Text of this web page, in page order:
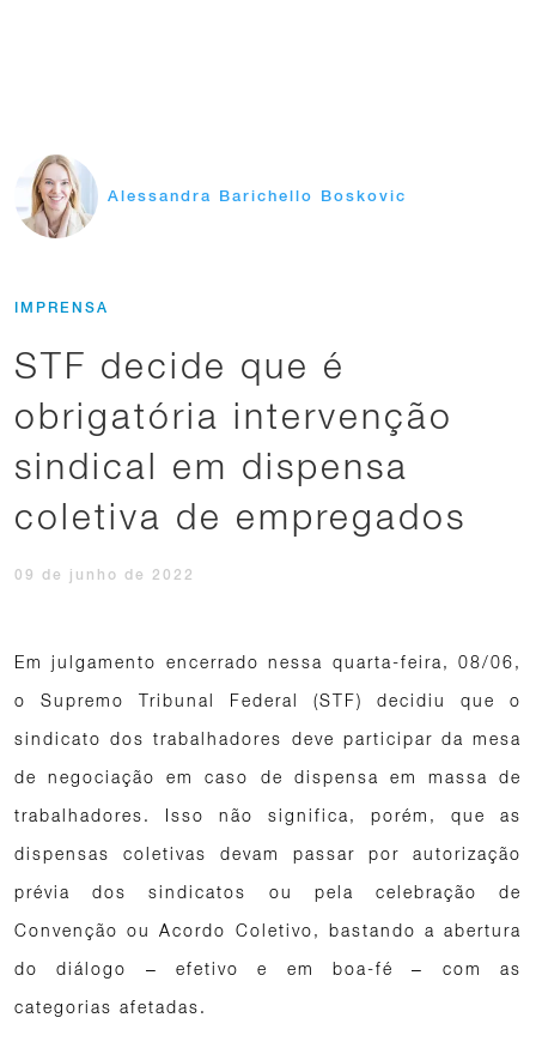
Alessandra Barichello Boskovic
IMPRENSA
STF decide que é
obrigatória intervenção
sindical em dispensa
coletiva de empregados
09 de junho de 2022
Em julgamento encerrado nessa quarta-feira, 08/06,
o Supremo Tribunal Federal (STF) decidiu que o
sindicato dos trabalhadores deve participar da mesa
de negociação em caso de dispensa em massa de
trabalhadores. Isso não significa, porém, que as
dispensas coletivas devam passar por autorização
prévia dos sindicatos ou pela celebração de
Convenção ou Acordo Coletivo, bastando a abertura
do diálogo – efetivo e em boa-fé – com as
categorias afetadas.